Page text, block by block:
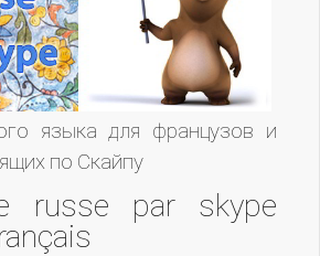
языка для французов и
по Скайпу
russe par skype